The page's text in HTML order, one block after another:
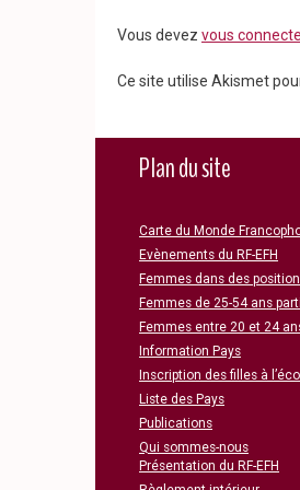
Vous devez vous
Ce site utilise Akismet
Plan du site
Carte du Monde
Evènements du RF-EFH
Femmes dans des
Femmes de 25-54 ans
Femmes entre 20 et 24
Information Pays
Inscription des filles à
Liste des Pays
Publications
Qui sommes-nous
Présentation du RF-EFH